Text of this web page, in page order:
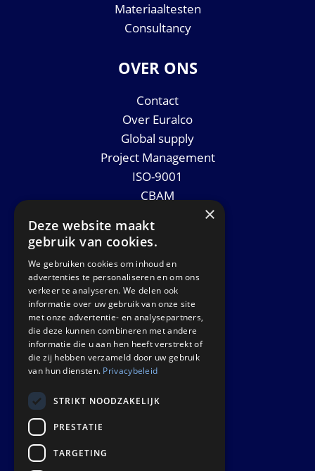
Materiaaltesten
Consultancy
OVER ONS
Contact
Over Euralco
Global supply
Project Management
ISO-9001
CBAM
Nieuws
GET IN TOUCH
Euralco Europe B.V.
Zinkstraat 24 - E9451
4823 AD Breda
The Netherlands
×
Deze website maakt
gebruik van cookies.
We gebruiken cookies om inhoud en
advertenties te personaliseren en om ons
verkeer te analyseren. We delen ook
informatie over uw gebruik van onze site
met onze advertentie- en analysepartners,
die deze kunnen combineren met andere
informatie die u aan hen heeft verstrekt of
die zij hebben verzameld door uw gebruik
van hun diensten. Privacybeleid
STRIKT NOODZAKELIJK
PRESTATIE
TARGETING